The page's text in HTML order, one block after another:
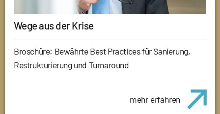
Wege aus der Krise
Broschüre: Bewährte Best Practices für Sanierung,
Restrukturierung und Turnaround
mehr erfahren